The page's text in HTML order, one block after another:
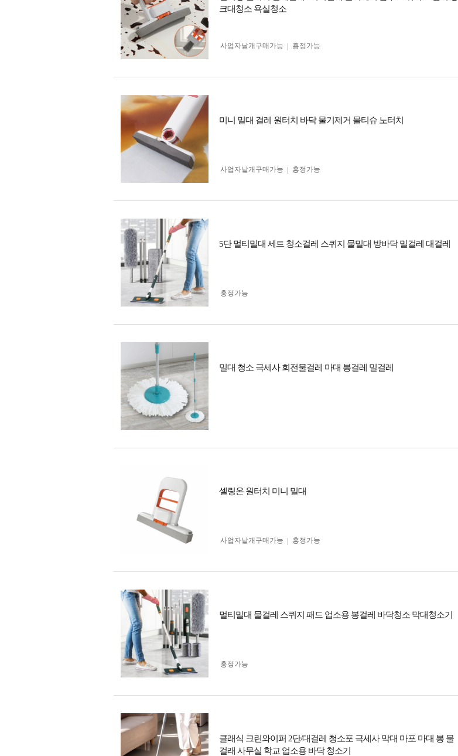
크대청소 욕실청소
사업자 낱개구매가능 흥정가능
미니 밀대 걸레 원터치 바닥 물기제거 물티슈 노터치
사업자 낱개구매가능
흥정가능
5단 멀티밀대 세트 청소걸레 스퀴지 물밀대 방바닥 밀걸레 대걸레
흥정가능
밀대 청소 극세사 회전물걸레 마대 봉걸레 밀걸레
셀링온 원터치 미니 밀대
사업자 낱개구매가능
흥정가능
멀티밀대 물걸레 스퀴지 패드 업소용 봉걸레 바닥청소 막대청소기
흥정가능
클래식 크린와이퍼 2단/대걸레 청소포 극세사 막대 마포 마대 봉 물
걸래 사무실 학교 업소용 바닥 청소기